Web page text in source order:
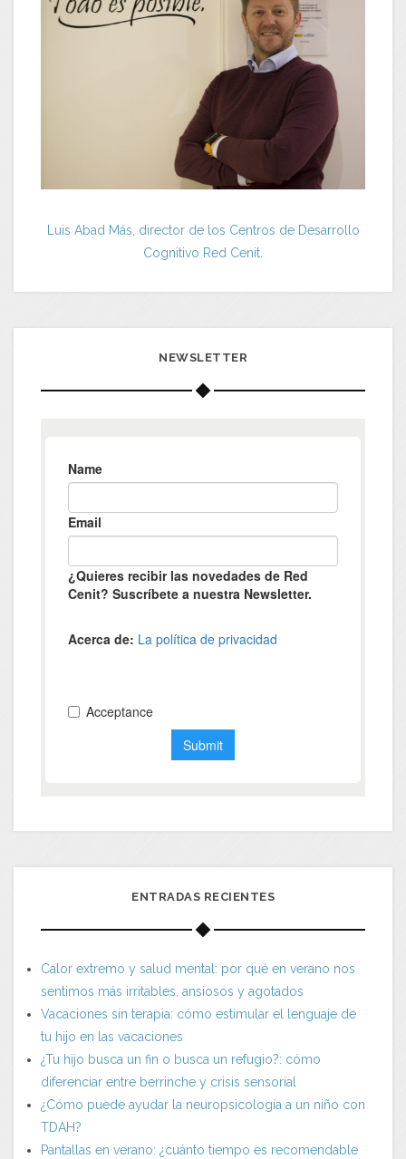
Luis Abad Más, director de los Centros de Desarrollo
Cognitivo Red Cenit.
NEWSLETTER
ENTRADAS RECIENTES
Calor extremo y salud mental: por qué en verano nos
sentimos más irritables, ansiosos y agotados
Vacaciones sin terapia: cómo estimular el lenguaje de
tu hijo en las vacaciones
¿Tu hijo busca un fin o busca un refugio?: cómo
diferenciar entre berrinche y crisis sensorial
¿Cómo puede ayudar la neuropsicología a un niño con
TDAH?
Pantallas en verano: ¿cuánto tiempo es recomendable